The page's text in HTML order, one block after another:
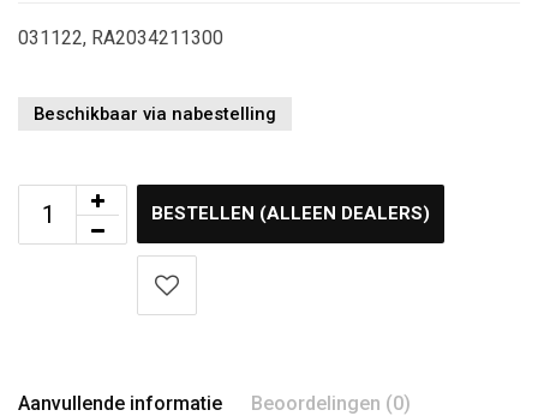
031122, RA2034211300
Beschikbaar via nabestelling
BESTELLEN (ALLEEN DEALERS)
Aanvullende informatie Beoordelingen (0)